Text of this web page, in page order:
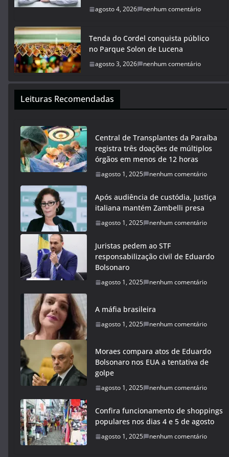
agosto 4, 2026 nenhum comentário
Tenda do Cordel conquista público
no Parque Solon de Lucena
agosto 3, 2026 nenhum comentário
Leituras Recomendadas
Central de Transplantes da Paraíba
registra três doações de múltiplos
órgãos em menos de 12 horas
agosto 1, 2025 nenhum comentário
Após audiência de custódia, Justiça
italiana mantém Zambelli presa
agosto 1, 2025 nenhum comentário
Juristas pedem ao STF
responsabilização civil de Eduardo
Bolsonaro
agosto 1, 2025 nenhum comentário
A máfia brasileira
agosto 1, 2025 nenhum comentário
Moraes compara atos de Eduardo
Bolsonaro nos EUA a tentativa de
golpe
agosto 1, 2025 nenhum comentário
Confira funcionamento de shoppings
populares nos dias 4 e 5 de agosto
agosto 1, 2025 nenhum comentário